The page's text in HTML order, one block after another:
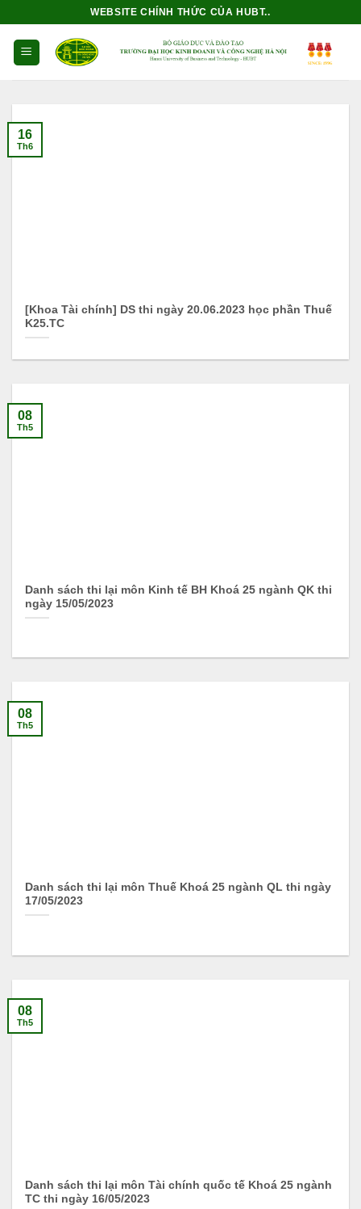
dung
WEBSITE CHÍNH THỨC CỦA HUBT..
[Khoa Tài chính] DS thi ngày 20.06.2023 học phần Thuế
K25.TC
16
Th6
Danh sách thi lại môn Kinh tế BH Khoá 25 ngành QK thi
ngày 15/05/2023
08
Th5
Danh sách thi lại môn Thuế Khoá 25 ngành QL thi ngày
17/05/2023
08
Th5
Danh sách thi lại môn Tài chính quốc tế Khoá 25 ngành
TC thi ngày 16/05/2023
08
Th5